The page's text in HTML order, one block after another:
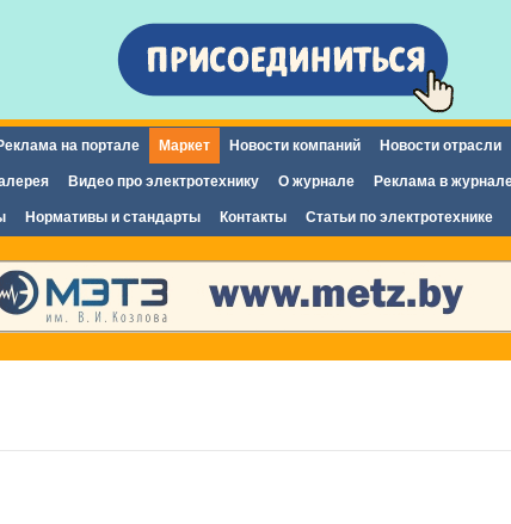
содержанию
на портале Маркет Новости компаний Новости отрасли
Видео про электротехнику О журнале Реклама в
Нормативы и стандарты Контакты Статьи по электротехнике